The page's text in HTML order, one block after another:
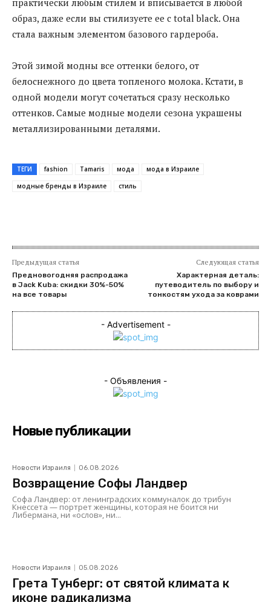
образ, даже если вы стилизуете ее с total black. Она
стала важным элементом базового гардероба.
Этой зимой модны все оттенки белого, от
белоснежного до цвета топленого молока. Кстати, в
одной модели могут сочетаться сразу несколько
оттенков. Самые модные модели сезона украшены
металлизированными деталями.
ТЕГИ fashion Tamaris мода
мода в Израиле
модные бренды в Израиле
стиль
Предыдущая статья
Предновогодняя распродажа
в Jack Kuba: скидки 30%-50%
на все товары
Следующая статья
Характерная деталь:
путеводитель по выбору и
тонкостям ухода за коврами
- Advertisement -
- Объявления -
Новые публикации
Новости Израиля 06.08.2026
Возвращение Софы Ландвер
Софа Ландвер: от ленинградских коммуналок до трибун
Кнессета — портрет женщины, которая не боится ни
Либермана, ни «ослов», ни...
Новости Израиля 05.08.2026
Грета Тунберг: от святой климата к
иконе радикализма